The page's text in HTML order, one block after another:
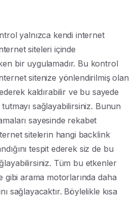
yalnızca kendi internet
siteleri içinde
bir uygulamadır. Bu kontrol
sitenize yönlendirilmiş olan
kaldırabilir ve bu sayede
sağlayabilirsiniz. Bunun
sayesinde rekabet
sitelerin hangi backlink
tespit ederek siz de bu
Tüm bu etkenler
gibi arama motorlarında daha
sağlayacaktır. Böylelikle kısa